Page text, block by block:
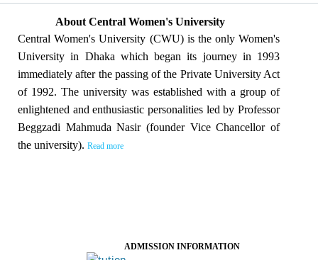
About Central Women's University
Central Women's University (CWU) is the only Women's
University in Dhaka which began its journey in 1993
immediately after the passing of the Private University Act
of 1992. The university was established with a group of
enlightened and enthusiastic personalities led by Professor
Beggzadi Mahmuda Nasir (founder Vice Chancellor of
the university). Read more
ADMISSION INFORMATION